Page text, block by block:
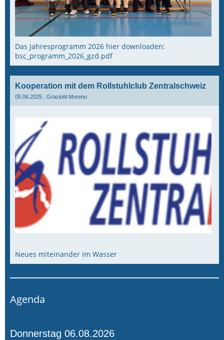
Das Jahresprogramm 2026 hier downloaden:
bsc_programm_2026_gzd.pdf
Kooperation mit dem Rollstuhlclub Zentralschweiz
05.06.2025 , Graziotti Moreno
Neues miteinander im Wasser
Agenda
Donnerstag 06.08.2026